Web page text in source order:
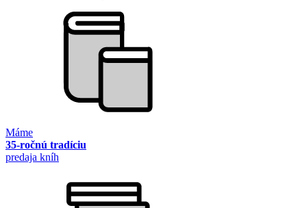
Máme
35-ročnú tradíciu
predaja kníh